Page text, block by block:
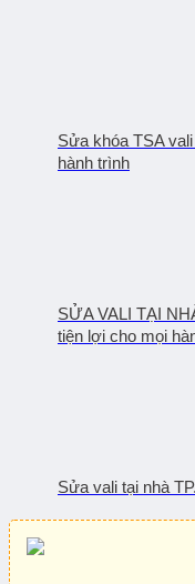
Sửa khóa TSA
hành trình
SỬA VALI TẠI
tiện lợi cho mọi
Sửa vali tại nhà